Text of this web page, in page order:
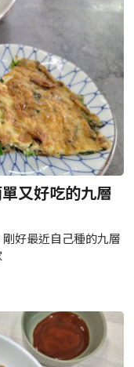
又好吃的九層
好最近自己種的九層